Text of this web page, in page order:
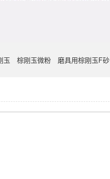
玉 棕刚玉微粉 磨具用棕刚玉F砂